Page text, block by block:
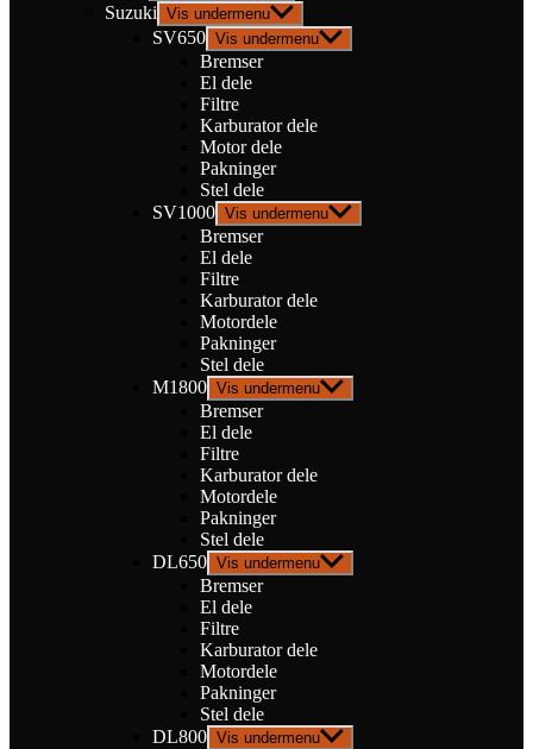
Suzuki Vis undermenu
SV650 Vis undermenu
Bremser
El dele
Filtre
Karburator dele
Motor dele
Pakninger
Stel dele
SV1000 Vis undermenu
Bremser
El dele
Filtre
Karburator dele
Motordele
Pakninger
Stel dele
M1800 Vis undermenu
Bremser
El dele
Filtre
Karburator dele
Motordele
Pakninger
Stel dele
DL650 Vis undermenu
Bremser
El dele
Filtre
Karburator dele
Motordele
Pakninger
Stel dele
DL800 Vis undermenu